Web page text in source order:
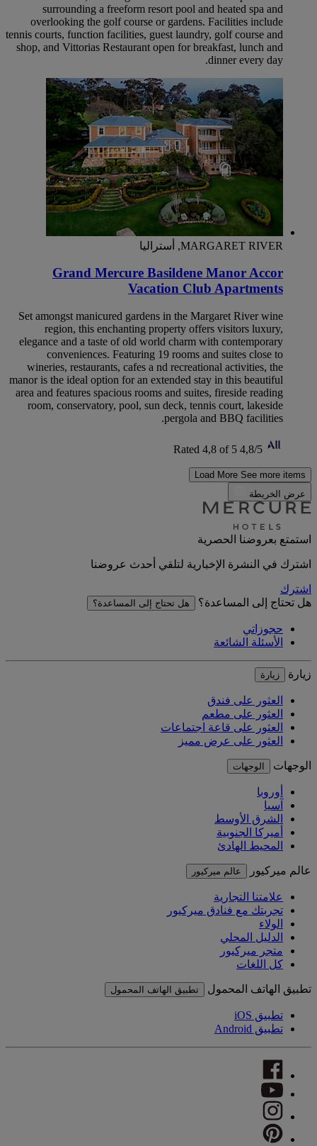
surrounding a freeform resort pool and heated spa and
overlooking the golf course or gardens. Facilities include
tennis courts, function facilities, guest laundry, golf course and
shop, and Vittorias Restaurant open for breakfast, lunch and
dinner every day.
MARGARET RIVER, أستراليا
Grand Mercure Basildene Manor Accor
Vacation Club Apartments
Set amongst manicured gardens in the Margaret River wine
region, this enchanting property offers visitors luxury,
elegance and a taste of old world charm with contemporary
conveniences. Featuring 19 rooms and suites close to
wineries, restaurants, cafes a nd recreational activities, the
manor is the ideal option for an extended stay in this beautiful
area and features spacious rooms and suites, fireside reading
room, conservatory, pool, sun deck, tennis court, lakeside
pergola and BBQ facilities.
4,8/5
Rated 4,8 of 5
Load More See more items
عرض الخريطة
استمتع بعروضنا الحصرية
اشترك في النشرة الإخبارية لتلقي أحدث عروضنا
اشترك
هل تحتاج إلى المساعدة؟
هل تحتاج إلى المساعدة؟
حجوزاتي
الأسئلة الشائعة
زيارة زيارة
العثور على فندق
العثور على مطعم
العثور على قاعة اجتماعات
العثور على عرض مميز
الوجهات الوجهات
أوروبا
آسيا
الشرق الأوسط
أميركا الجنوبية
المحيط الهادئ
عالم ميركيور عالم ميركيور
علامتنا التجارية
تجربتك مع فنادق ميركيور
الولاء
الدليل المحلي
متجر ميركيور
كل اللغات
تطبيق الهاتف المحمول تطبيق الهاتف المحمول
تطبيق iOS
تطبيق Android